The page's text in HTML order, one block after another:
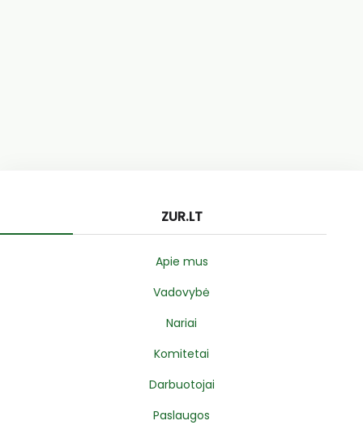
ZUR.LT
Apie mus
Vadovybė
Nariai
Komitetai
Darbuotojai
Paslaugos